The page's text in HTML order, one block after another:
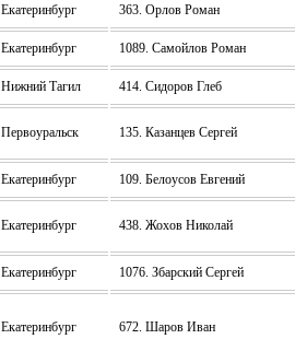
Екатеринбург 363. Орлов Роман
Екатеринбург 1089. Самойлов Роман
Нижний Тагил 414. Сидоров Глеб
Первоуральск 135. Казанцев Сергей
Екатеринбург 109. Белоусов Евгений
Екатеринбург 438. Жохов Николай
Екатеринбург 1076. Збарский Сергей
Екатеринбург 672. Шаров Иван